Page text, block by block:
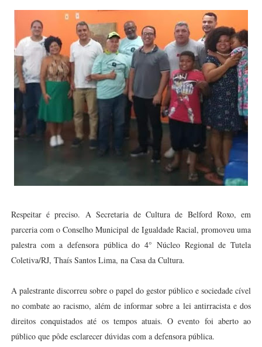
Respeitar é preciso. A Secretaria de Cultura de Belford Roxo, em
parceria com o Conselho Municipal de Igualdade Racial, promoveu uma
palestra com a defensora pública do 4° Núcleo Regional de Tutela
Coletiva/RJ, Thaís Santos Lima, na Casa da Cultura.
A palestrante discorreu sobre o papel do gestor público e sociedade cível
no combate ao racismo, além de informar sobre a lei antirracista e dos
direitos conquistados até os tempos atuais. O evento foi aberto ao
público que pôde esclarecer dúvidas com a defensora pública.